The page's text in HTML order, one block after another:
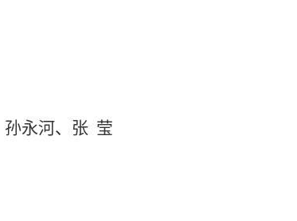
孙永河、 张 莹